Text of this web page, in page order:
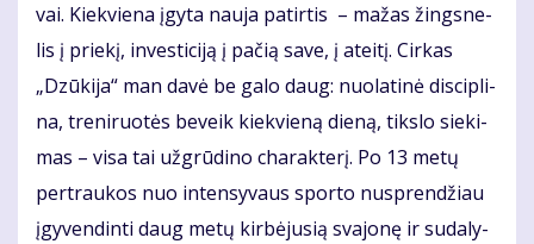
vai. Kiek­vie­na įgy­ta nau­ja pa­tir­tis – ma­žas žings­ne­
lis į prie­kį, in­ves­ti­ci­ją į pa­čią sa­ve, į at­ei­tį. Cir­kas
„Dzū­ki­ja“ man da­vė be ga­lo daug: nuo­la­ti­nė dis­cip­li­
na, tre­ni­ruo­tės be­veik kiek­vie­ną die­ną, tiks­lo sie­ki­
mas – vi­sa tai už­grū­di­no cha­rak­te­rį. Po 13 me­tų
per­trau­kos nuo in­ten­sy­vaus spor­to nu­spren­džiau
įgy­ven­din­ti daug me­tų kir­bė­ju­sią sva­jo­nę ir su­da­ly­